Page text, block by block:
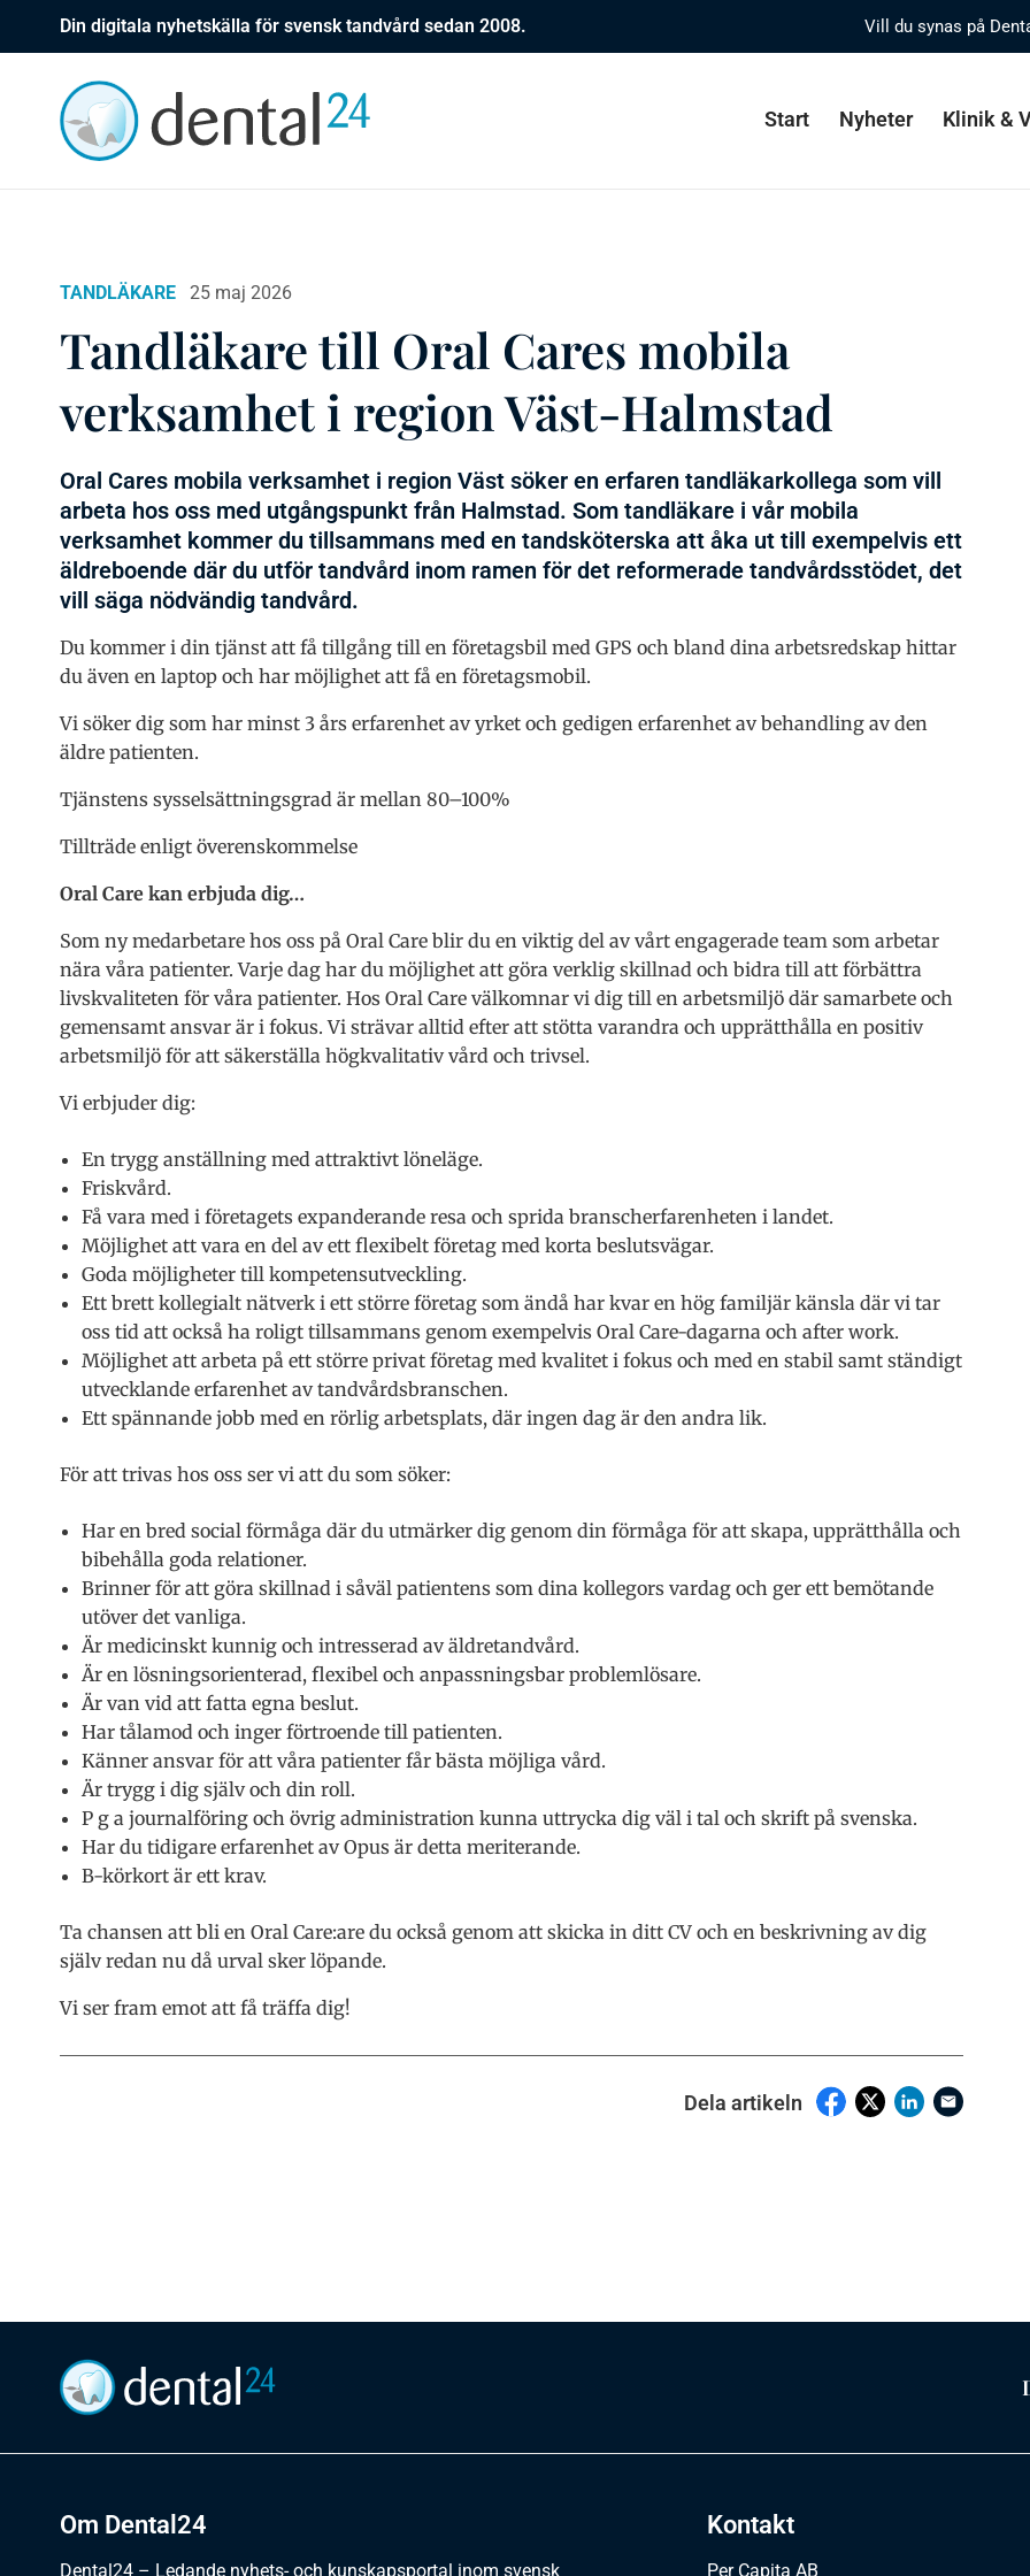
Din digitala nyhetskälla för svensk tandvård sedan 2008. Vill du synas på
Start Nyheter Klinik &
TANDLÄKARE 25 maj 2026
Tandläkare till Oral Cares mobila
verksamhet i region Väst-Halmstad
Oral Cares mobila verksamhet i region Väst söker en erfaren tandläkarkollega som vill
arbeta hos oss med utgångspunkt från Halmstad. Som tandläkare i vår mobila
verksamhet kommer du tillsammans med en tandsköterska att åka ut till exempelvis ett
äldreboende där du utför tandvård inom ramen för det reformerade tandvårdsstödet, det
vill säga nödvändig tandvård.
Du kommer i din tjänst att få tillgång till en företagsbil med GPS och bland dina arbetsredskap hittar
du även en laptop och har möjlighet att få en företagsmobil.
Vi söker dig som har minst 3 års erfarenhet av yrket och gedigen erfarenhet av behandling av den
äldre patienten.
Tjänstens sysselsättningsgrad är mellan 80–100%
Tillträde enligt överenskommelse
Oral Care kan erbjuda dig…
Som ny medarbetare hos oss på Oral Care blir du en viktig del av vårt engagerade team som arbetar
nära våra patienter. Varje dag har du möjlighet att göra verklig skillnad och bidra till att förbättra
livskvaliteten för våra patienter. Hos Oral Care välkomnar vi dig till en arbetsmiljö där samarbete och
gemensamt ansvar är i fokus. Vi strävar alltid efter att stötta varandra och upprätthålla en positiv
arbetsmiljö för att säkerställa högkvalitativ vård och trivsel.
Vi erbjuder dig:
En trygg anställning med attraktivt löneläge.
Friskvård.
Få vara med i företagets expanderande resa och sprida branscherfarenheten i landet.
Möjlighet att vara en del av ett flexibelt företag med korta beslutsvägar.
Goda möjligheter till kompetensutveckling.
Ett brett kollegialt nätverk i ett större företag som ändå har kvar en hög familjär känsla där vi tar
oss tid att också ha roligt tillsammans genom exempelvis Oral Care-dagarna och after work.
Möjlighet att arbeta på ett större privat företag med kvalitet i fokus och med en stabil samt ständigt
utvecklande erfarenhet av tandvårdsbranschen.
Ett spännande jobb med en rörlig arbetsplats, där ingen dag är den andra lik.
För att trivas hos oss ser vi att du som söker:
Har en bred social förmåga där du utmärker dig genom din förmåga för att skapa, upprätthålla och
bibehålla goda relationer.
Brinner för att göra skillnad i såväl patientens som dina kollegors vardag och ger ett bemötande
utöver det vanliga.
Är medicinskt kunnig och intresserad av äldretandvård.
Är en lösningsorienterad, flexibel och anpassningsbar problemlösare.
Är van vid att fatta egna beslut.
Har tålamod och inger förtroende till patienten.
Känner ansvar för att våra patienter får bästa möjliga vård.
Är trygg i dig själv och din roll.
P g a journalföring och övrig administration kunna uttrycka dig väl i tal och skrift på svenska.
Har du tidigare erfarenhet av Opus är detta meriterande.
B-körkort är ett krav.
Ta chansen att bli en Oral Care:are du också genom att skicka in ditt CV och en beskrivning av dig
själv redan nu då urval sker löpande.
Vi ser fram emot att få träffa dig!
Dela artikeln
Om Dental24
Dental24 – Ledande nyhets- och kunskapsportal inom svensk
Kontakt
Per Capita AB